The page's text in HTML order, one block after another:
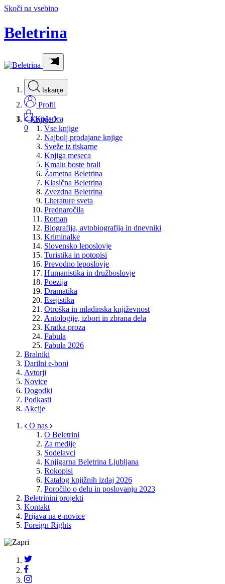
Skoči na vsebino
Beletrina
Iskanje
Profil
Košarica
0
Knjige
Vse knjige
Najbolj prodajane knjige
Sveže iz tiskarne
Knjiga meseca
Kmalu boste brali
Žametna Beletrina
Klasična Beletrina
Zvezdna Beletrina
Literature sveta
Prednaročila
Roman
Biografija, avtobiografija in dnevniki
Kriminalke
Slovensko leposlovje
Turistika in potopisi
Prevodno leposlovje
Humanistika in družboslovje
Poezija
Dramatika
Esejistika
Otroška in mladinska književnost
Antologije, izbori in zbrana dela
Kratka proza
Fabula
Fabula 2026
Bralniki
Darilni e-boni
Avtorji
Novice
Dogodki
Podkasti
Akcije
O nas
O Beletrini
Za medije
Sodelavci
Knjigarna Beletrina Ljubljana
Rokopisi
Katalog knjižnih izdaj 2026
Poročilo o delu in poslovanju 2023
Beletrinini projekti
Kontakt
Prijava na e-novice
Foreign Rights